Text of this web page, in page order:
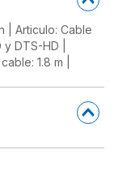
| Articulo: Cable
DTS-HD |
1.8 m |